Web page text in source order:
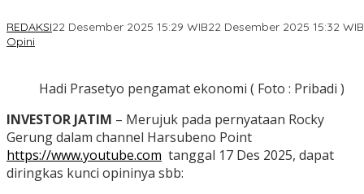
REDAKSI22 Desember 2025 15:29 WIB22 Desember 2025 15:32 WIB
Opini
Hadi Prasetyo pengamat ekonomi ( Foto : Pribadi )
INVESTOR JATIM – Merujuk pada pernyataan Rocky
Gerung dalam channel Harsubeno Point
https://www.youtube.com tanggal 17 Des 2025, dapat
diringkas kunci opininya sbb: